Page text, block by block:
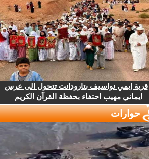
قرية إيمي نواسيف بتارودانت تتحول الى عرس
ايماني مهيب احتفاء بحفظة القرآن الكريم
حوارات